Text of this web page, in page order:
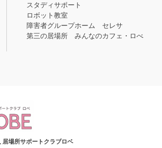
スタディサポート
ロボット教室
障害者グループホーム セレサ
第三の居場所 みんなのカフェ・ロべ
居場所サポートクラブロベ